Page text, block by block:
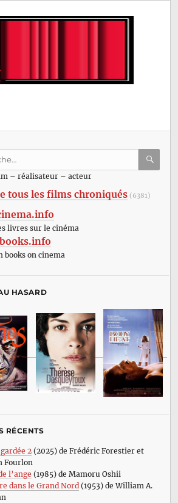
– réalisateur – acteur
tous les films chroniqués (6381)
livres sur le cinéma
books on cinema
HASARD
RÉCENTS
2(2025) de Frédéric Forestier et
Fourlon
l’ange (1985) de Mamoru Oshii
dans le Grand Nord(1953) de William A.